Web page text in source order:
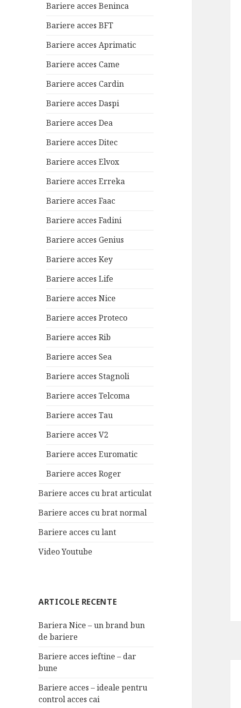
Bariere acces Beninca
Bariere acces BFT
Bariere acces Aprimatic
Bariere acces Came
Bariere acces Cardin
Bariere acces Daspi
Bariere acces Dea
Bariere acces Ditec
Bariere acces Elvox
Bariere acces Erreka
Bariere acces Faac
Bariere acces Fadini
Bariere acces Genius
Bariere acces Key
Bariere acces Life
Bariere acces Nice
Bariere acces Proteco
Bariere acces Rib
Bariere acces Sea
Bariere acces Stagnoli
Bariere acces Telcoma
Bariere acces Tau
Bariere acces V2
Bariere acces Euromatic
Bariere acces Roger
Bariere acces cu brat articulat
Bariere acces cu brat normal
Bariere acces cu lant
Video Youtube
ARTICOLE RECENTE
Bariera Nice – un brand bun
de bariere
Bariere acces ieftine – dar
bune
Bariere acces – ideale pentru
control acces cai